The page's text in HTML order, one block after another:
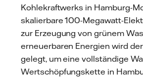
Kohlekraftwerks in Hamburg-
skalierbare 100-Megawatt-
zur Erzeugung von grünem
erneuerbaren Energien wird
gelegt, um eine vollständige
Wertschöpfungskette in